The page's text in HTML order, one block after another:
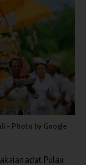
– Photo by Google
adat Pulau